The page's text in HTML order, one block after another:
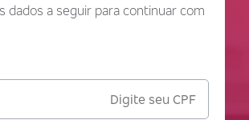
dados a seguir para continuar com